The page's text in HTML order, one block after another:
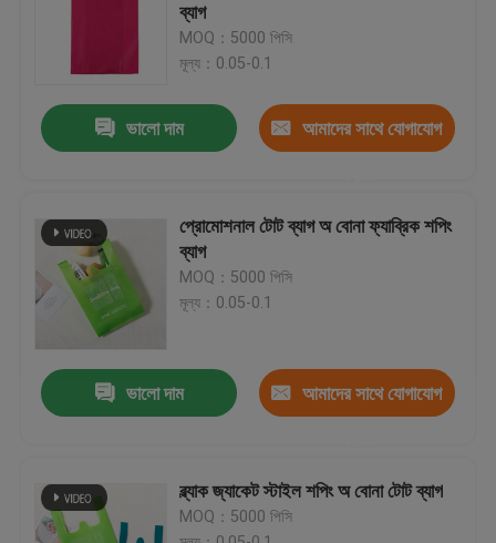
কারখানা ভ্রমণ
যোগাযোগ করুন
উদ্ধৃতির জন্য আবেদন
নমনীয় পিভিসি টিউবিং
ঢেউখেলান নমনীয় টিউবিং
ব্যাগ
MOQ：5000 পিসি
মূল্য：0.05-0.1
ভালো দাম আমাদের সাথে যোগাযোগ
প্রোমোশনাল টোট ব্যাগ অ বোনা ফ্যাব্রিক শপিং
ব্যাগ
MOQ：5000 পিসি
মূল্য：0.05-0.1
ভালো দাম আমাদের সাথে যোগাযোগ
ব্ল্যাক জ্যাকেট স্টাইল শপিং অ বোনা টোট ব্যাগ
MOQ：5000 পিসি